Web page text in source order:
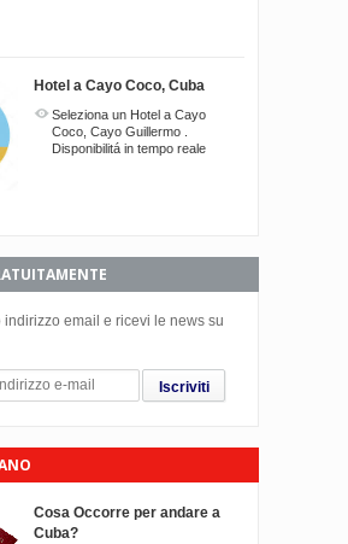
Hotel a Cayo Coco, Cuba
Seleziona un Hotel a Cayo
Coco, Cayo Guillermo .
Disponibilitá in tempo reale
indirizzo email e ricevi le news su
Iscriviti
Cosa Occorre per andare a
Cuba?